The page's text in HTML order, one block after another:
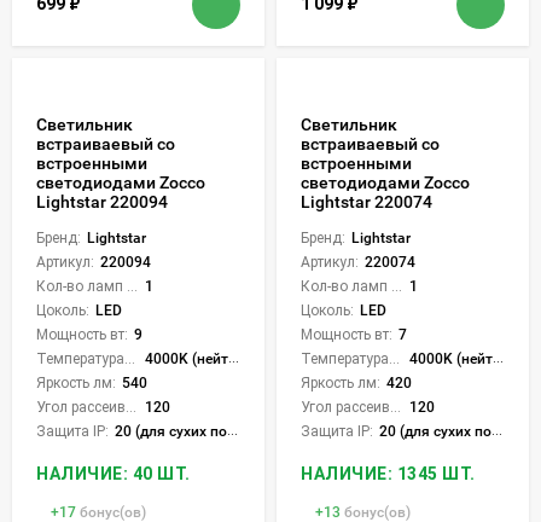
699 ₽ 1 099 ₽
Светильник
встраиваевый со
встроенными
светодиодами Zocco
Lightstar 220094
Бренд: Lightstar
Артикул: 220094
1
Цоколь: LED
Мощность вт: 9
4000K (нейтральный)
Яркость лм: 540
120
Защита IP: 20 (для сухих пом.)
НАЛИЧИЕ: 40 ШТ.
+17 бонус(ов)
Светильник
встраиваевый со
встроенными
светодиодами Zocco
Lightstar 220074
Бренд: Lightstar
Артикул: 220074
1
Цоколь: LED
Мощность вт: 7
4000K (нейтральный)
Яркость лм: 420
120
Защита IP: 20 (для сухих пом.)
НАЛИЧИЕ: 1345 ШТ.
+13 бонус(ов)